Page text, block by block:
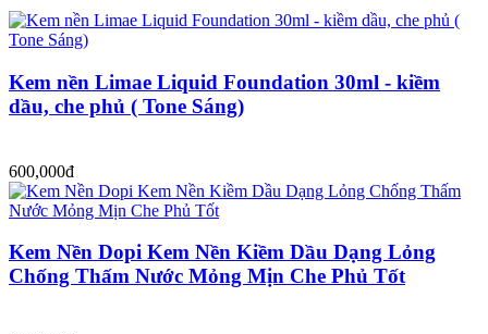
Kem nền Limae Liquid Foundation 30ml - kiềm
dầu, che phủ ( Tone Sáng)
600,000đ
Kem Nền Dopi Kem Nền Kiềm Dầu Dạng Lỏng
Chống Thấm Nước Mỏng Mịn Che Phủ Tốt